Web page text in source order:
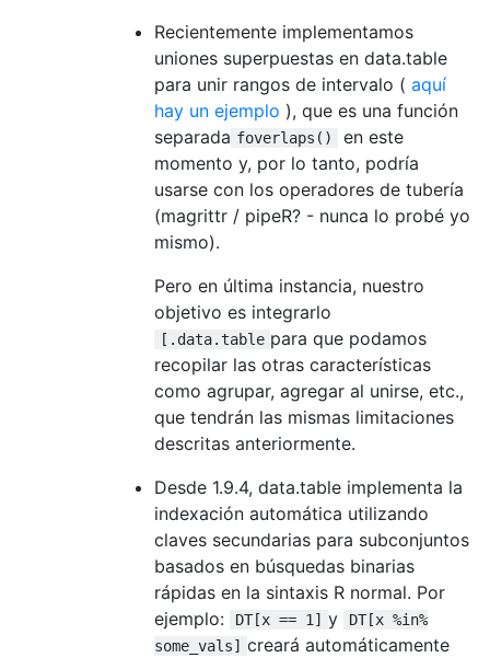
Recientemente implementamos
uniones superpuestas en data.table
para unir rangos de intervalo ( aquí
hay un ejemplo ), que es una función
separada foverlaps()
en este
momento y, por lo tanto, podría
usarse con los operadores de tubería
(magrittr / pipeR? - nunca lo probé yo
mismo).
Pero en última instancia, nuestro
objetivo es integrarlo
[.data.table para que podamos
recopilar las otras características
como agrupar, agregar al unirse, etc.,
que tendrán las mismas limitaciones
descritas anteriormente.
Desde 1.9.4, data.table implementa la
indexación automática utilizando
claves secundarias para subconjuntos
basados ​​en búsquedas binarias
rápidas en la sintaxis R normal. Por
ejemplo:
DT[x == 1] y
DT[x %in%
some_vals] creará automáticamente